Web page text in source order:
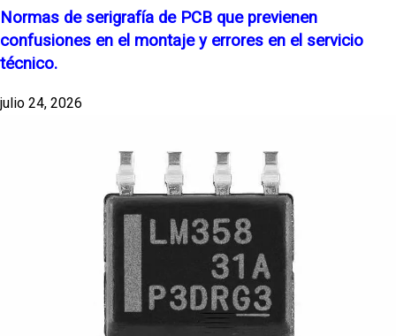
Normas de serigrafía de PCB que previenen
confusiones en el montaje y errores en el servicio
técnico.
julio 24, 2026